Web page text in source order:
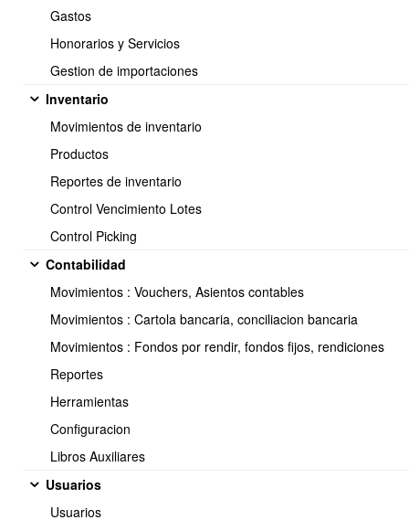
Gastos
Honorarios y Servicios
Gestion de importaciones
Inventario
Movimientos de inventario
Productos
Reportes de inventario
Control Vencimiento Lotes
Control Picking
Contabilidad
Movimientos : Vouchers, Asientos contables
Movimientos : Cartola bancaria, conciliacion bancaria
Movimientos : Fondos por rendir, fondos fijos, rendiciones
Reportes
Herramientas
Configuracion
Libros Auxiliares
Usuarios
Usuarios
8.- Reportes de clientes
9.- Mover clientes de un vendedor a otro de forma masiva
11.- Como Activar y Desactivar un Cliente
12.- Configuracion a nivel de cliente para respetar el vendedor
asignado
13.- Agrupar clientes por tipo